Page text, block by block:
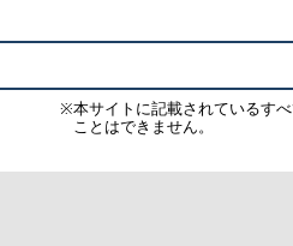
※本サイトに記載されているす
ことはできません。